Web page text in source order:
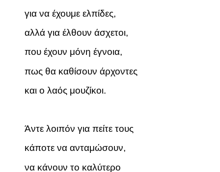
για να έχουμε ελπίδες,
αλλά για έλθουν άσχετοι,
που έχουν μόνη έγνοια,
πως θα καθίσουν άρχοντες
και ο λαός μουζίκοι.
Άντε λοιπόν για πείτε τους
κάποτε να ανταμώσουν,
να κάνουν το καλύτερο